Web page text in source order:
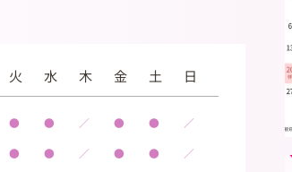
火 水 木 金 土 日
● ● ／ ● ● ／
● ● ／ ● ● ／